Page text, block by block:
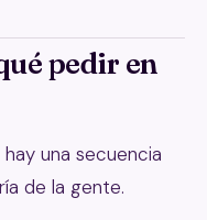
pedir en
una secuencia
de la gente.